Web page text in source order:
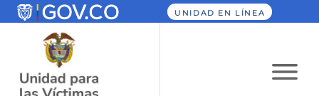
UNIDAD EN LÍNEA